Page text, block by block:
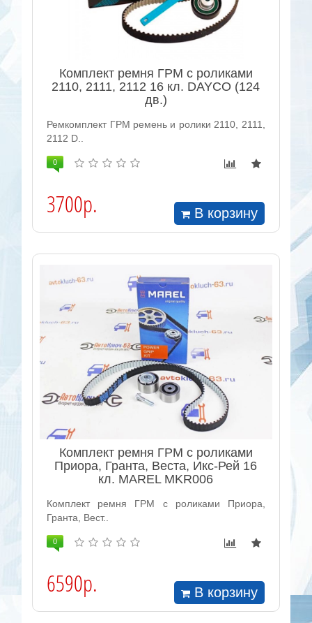
Комплект ремня ГРМ с роликами
2110, 2111, 2112 16 кл. DAYCO (124
дв.)
Ремкомплект ГРМ ремень и ролики 2110, 2111,
2112 D..
0
3700р. В корзину
Комплект ремня ГРМ с роликами
Приора, Гранта, Веста, Икс-Рей 16
кл. MAREL MKR006
Комплект ремня ГРМ с роликами Приора,
Гранта, Вест..
0
6590р. В корзину